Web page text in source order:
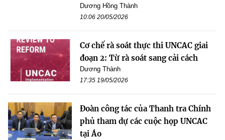
Dương Hồng Thành
10:06 20/05/2026
Cơ chế rà soát thực thi UNCAC giai
đoạn 2: Từ rà soát sang cải cách
Dương Thành
17:35 19/05/2026
Đoàn công tác của Thanh tra Chính
phủ tham dự các cuộc họp UNCAC
tại Áo